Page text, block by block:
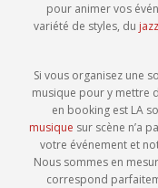
pour animer vos
variété de styles, du jazz
Si vous organisez une
musique pour y mettre
en booking est LA
musique sur scène n’a
votre événement et
Nous sommes en
correspond